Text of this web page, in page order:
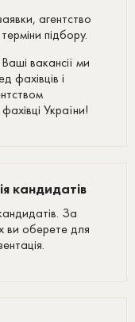
агентство
підбору.
вакансії ми
фахівців і
України!
кандидатів
За
ви оберете для